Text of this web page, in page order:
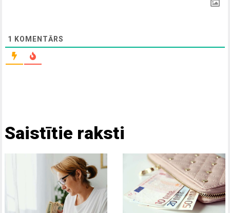
1 KOMENTĀRS
Saistītie raksti